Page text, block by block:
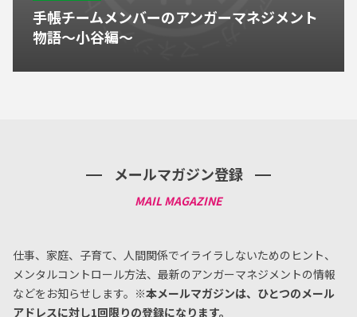
手帳チームメンバーのアンガーマネジメント
物語～小谷編～
メールマガジン登録
仕事、家庭、子育て、人間関係でイライラしないためのヒント、
メンタルコントロール方法、 最新のアンガーマネジメントの情報
などをお知らせします。 ※本メールマガジンは、ひとつのメール
アドレスに対し1回限りの登録になります。